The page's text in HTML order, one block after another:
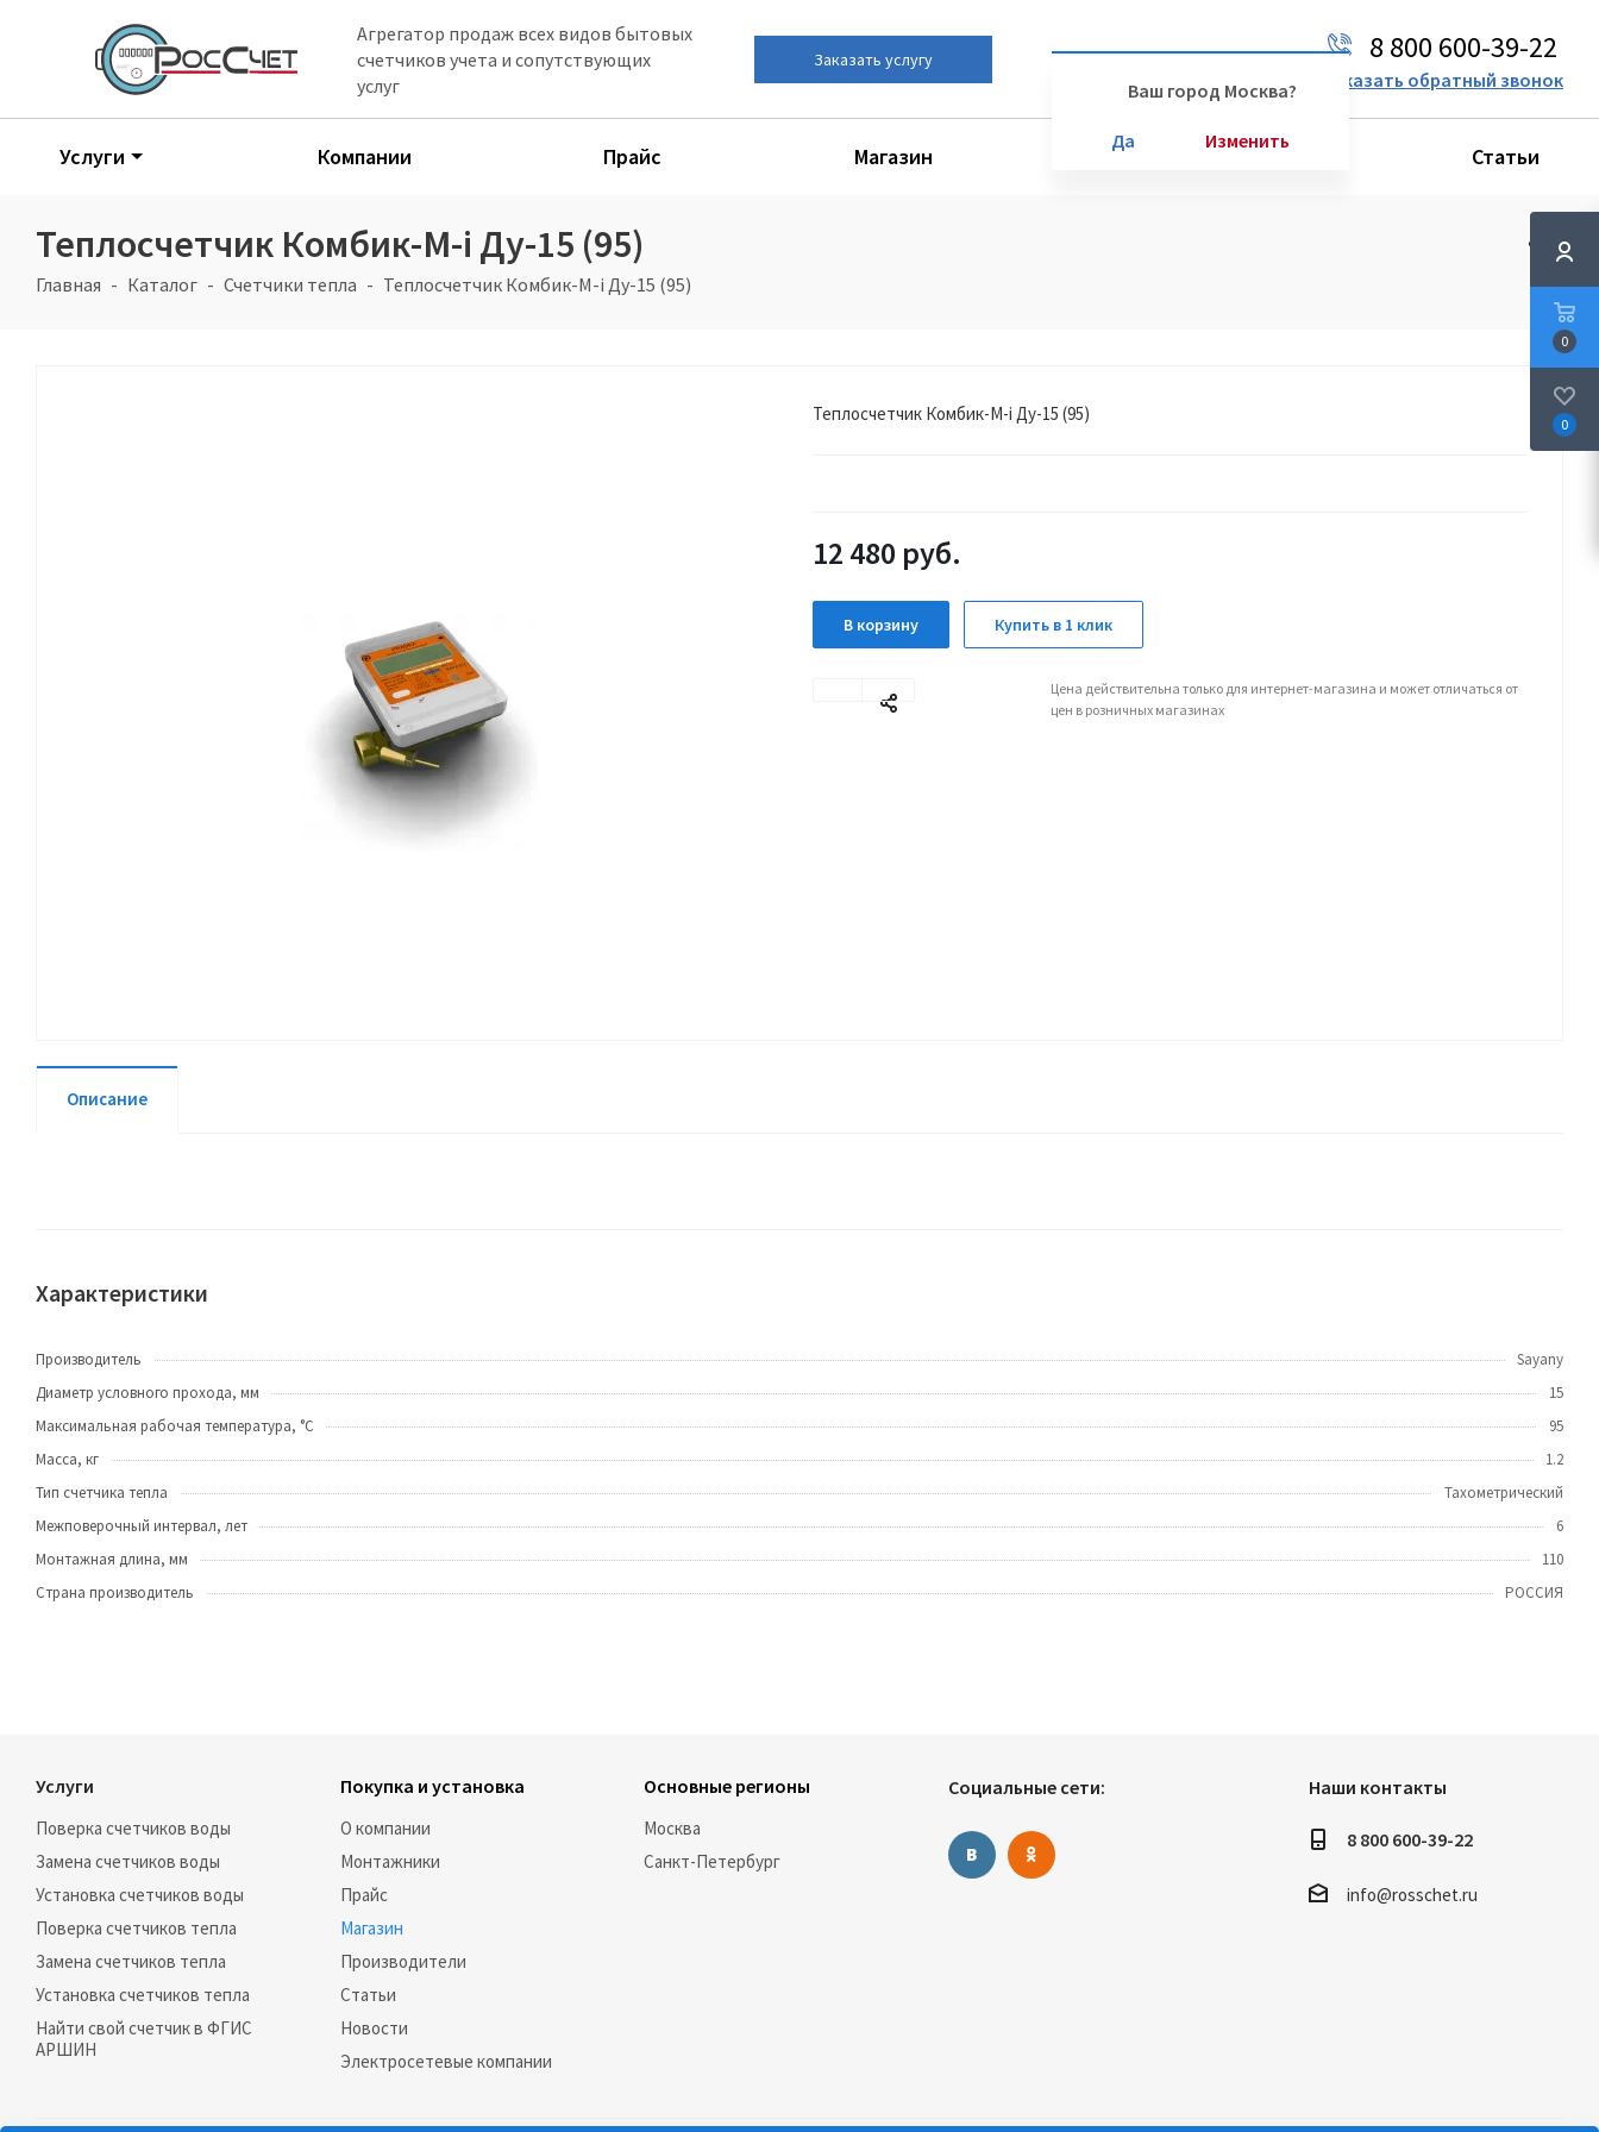
Агрегатор продаж всех видов бытовых
счетчиков учета и сопутствующих
услуг
Заказать услугу
Ваш город Москва?
Да Изменить
8 800 600-39-22
Заказать обратный звонок
Услуги Компании Прайс Магазин Производители Статьи
Теплосчетчик Комбик-М-i Ду-15 (95)
Главная Каталог Счетчики тепла Теплосчетчик Комбик-М-i Ду-15 (95)
Теплосчетчик Комбик-М-i Ду-15 (95)
12 480 руб.
В корзину Купить в 1 клик
Цена действительна только для интернет-магазина и может отличаться от
цен в розничных магазинах
Описание
Характеристики
Производитель
Sayany
Диаметр условного прохода, мм
15
Максимальная рабочая температура, °С
95
Масса, кг
1.2
Тип счетчика тепла
Тахометрический
Межповерочный интервал, лет
6
Монтажная длина, мм
110
Страна производитель
РОССИЯ
0
0
Услуги
Поверка счетчиков воды
Замена счетчиков воды
Установка счетчиков воды
Поверка счетчиков тепла
Замена счетчиков тепла
Установка счетчиков тепла
Найти свой счетчик в ФГИС
АРШИН
Покупка и установка
О компании
Монтажники
Прайс
Магазин
Производители
Статьи
Новости
Электросетевые компании
Основные регионы
Москва
Санкт-Петербург
Социальные сети: Наши контакты
8 800 600-39-22
info@rosschet.ru